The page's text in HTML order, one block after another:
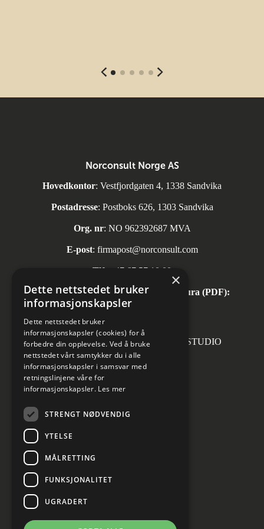
Norconsult Norge AS
Hovedkontor: Vestfjordgaten 4, 1338 Sandvika
Postadresse: Postboks 626, 1303 Sandvika
Org. nr: NO 962392687 MVA
E-post: firmapost@norconsult.com
Tlf: +47 67 57 10 00
Automatisk mottak av inngående faktura (PDF):
invoice.no@norconsult.com
Forsidefoto: RASMUS HJORTSHOJ STUDIO
Cookies innstillinger
×
Dette nettstedet bruker
informasjonskapsler
Dette nettstedet bruker
informasjonskapsler (cookies) for å
forbedre din opplevelse. Ved å bruke
nettstedet vårt samtykker du i alle
informasjonskapsler i samsvar med
retningslinjene våre for
informasjonskapsler. Les mer
STRENGT NØDVENDIG
YTELSE
MÅLRETTING
FUNKSJONALITET
UGRADERT